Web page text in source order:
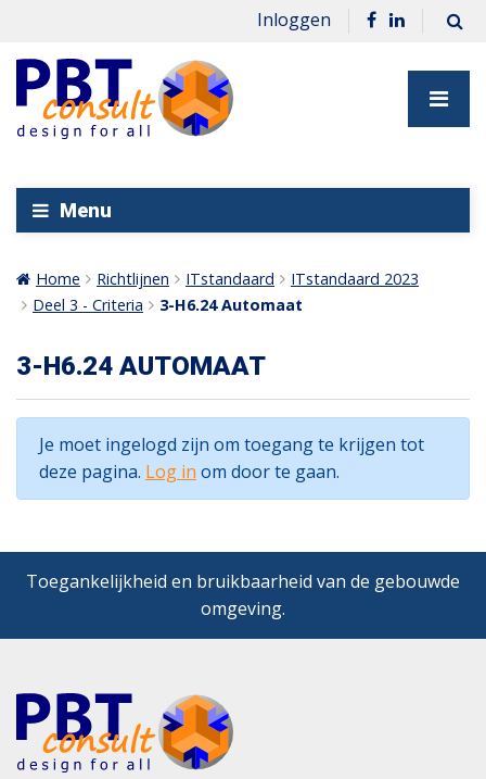
Inloggen
Menu
Home Richtlijnen ITstandaard
ITstandaard 2023
Deel 3 - Criteria
3-H6.24 Automaat
3-H6.24 AUTOMAAT
Je moet ingelogd zijn om toegang te krijgen tot
deze pagina. Log in om door te gaan.
Toegankelijkheid en bruikbaarheid van de gebouwde
omgeving.